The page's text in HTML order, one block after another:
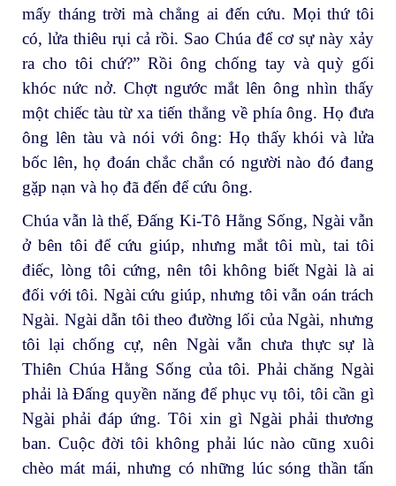
mấy tháng trời mà chẳng ai đến cứu. Mọi thứ tôi
có, lửa thiêu rụi cả rồi. Sao Chúa để cơ sự này xảy
ra cho tôi chứ?” Rồi ông chống tay và quỳ gối
khóc nức nở. Chợt ngước mắt lên ông nhìn thấy
một chiếc tàu từ xa tiến thẳng về phía ông. Họ đưa
ông lên tàu và nói với ông: Họ thấy khói và lửa
bốc lên, họ đoán chắc chắn có người nào đó đang
gặp nạn và họ đã đến để cứu ông.
Chúa vẫn là thế, Đấng Ki-Tô Hằng Sống, Ngài vẫn
ở bên tôi để cứu giúp, nhưng mắt tôi mù, tai tôi
điếc, lòng tôi cứng, nên tôi không biết Ngài là ai
đối với tôi. Ngài cứu giúp, nhưng tôi vẫn oán trách
Ngài. Ngài dẫn tôi theo đường lối của Ngài, nhưng
tôi lại chống cự, nên Ngài vẫn chưa thực sự là
Thiên Chúa Hằng Sống của tôi. Phải chăng Ngài
phải là Đấng quyền năng để phục vụ tôi, tôi cần gì
Ngài phải đáp ứng. Tôi xin gì Ngài phải thương
ban. Cuộc đời tôi không phải lúc nào cũng xuôi
chèo mát mái, nhưng có những lúc sóng thần tấn